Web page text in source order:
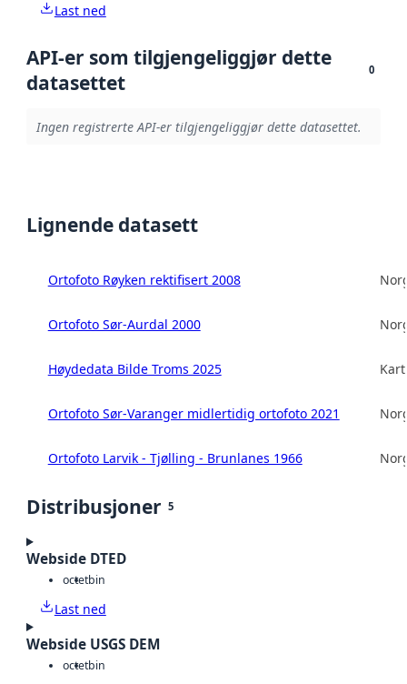
Last ned
API-er som tilgjengeliggjør dette
datasettet
0
Ingen registrerte API-er tilgjengeliggjør dette datasettet.
Lignende datasett
Ortofoto Røyken rektifisert 2008
Ortofoto Sør-Aurdal 2000
Høydedata Bilde Troms 2025
Ortofoto Sør-Varanger midlertidig ortofoto 2021
Ortofoto Larvik - Tjølling - Brunlanes 1966
Distribusjoner 5
Webside DTED
octetbin
Last ned
Webside USGS DEM
octetbin